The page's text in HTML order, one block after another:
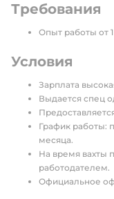
Требования
Опыт работы от 1
Условия
Зарплата
Выдается спец
График работы:
месяца.
На время вахты
работодателем.
Официальное